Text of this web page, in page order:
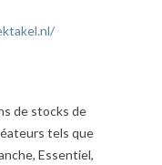
de stocks de
tels que
Essentiel,